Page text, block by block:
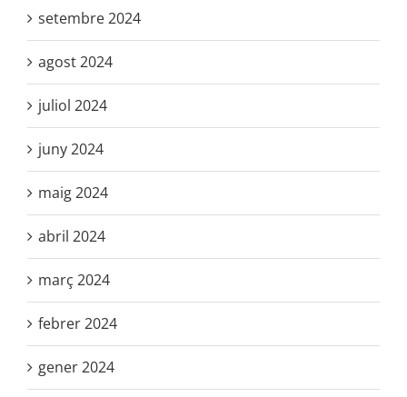
setembre 2024
agost 2024
juliol 2024
juny 2024
maig 2024
abril 2024
març 2024
febrer 2024
gener 2024